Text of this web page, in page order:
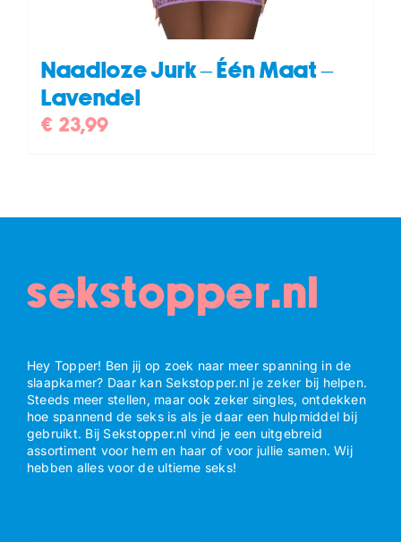
Naadloze Jurk – Één Maat –
Lavendel
€ 23,99
sekstopper.nl
Hey Topper! Ben jij op zoek naar meer spanning in de
slaapkamer? Daar kan Sekstopper.nl je zeker bij helpen.
Steeds meer stellen, maar ook zeker singles, ontdekken
hoe spannend de seks is als je daar een hulpmiddel bij
gebruikt. Bij Sekstopper.nl vind je een uitgebreid
assortiment voor hem en haar of voor jullie samen. Wij
hebben alles voor de ultieme seks!